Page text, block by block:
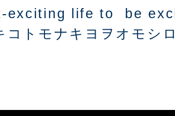
exciting life to be
コトモナキヨヲオモシ